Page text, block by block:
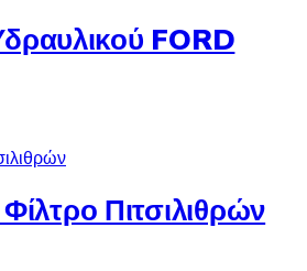
FORD
Πιτσιλιθρών